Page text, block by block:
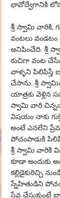
భావోద్వేగానికి
శ్రీ స్వామి వారికి,
వంటలు వండటం
అనిపించేది. శ్రీ
రుచిగా వంట
వాళ్ళని పిలిపిస్తే
చేసాను. శ్రీ
యాత్రకు వెళ్లిన
స్వామి వారి
విషయం నాకు
అంటే ఎనలేని
పోచంపాడుకి
శ్రీ స్వామి వారికి
కూడా అందుకు
కల్లిడైకురిచ్చి
స్నేహితుడిని
సేవ చేసుకుంటే